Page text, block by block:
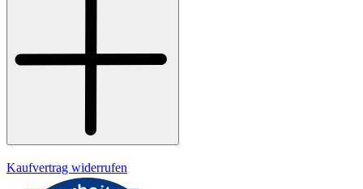
Kaufvertrag widerrufen